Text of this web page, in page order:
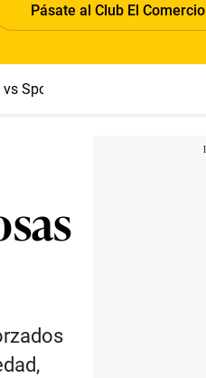
Pásate al Club El Comercio
Sport Boys